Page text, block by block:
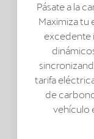
Pásate a la
Maximiza tu
excedente
tarifa
de
vehículo